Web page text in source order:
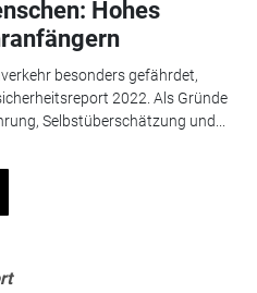
Hohes
besonders gefährdet,
2022. Als Gründe
Selbstüberschätzung und...